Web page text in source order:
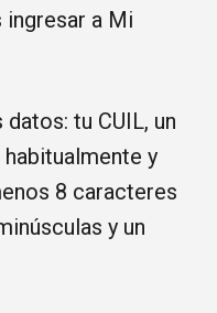
ingresar a Mi
tu CUIL, un
y
8 caracteres
y un